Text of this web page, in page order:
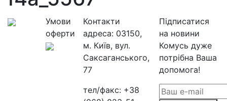
Умови
оферти
Контакти
адреса: 03150,
м. Київ, вул.
Саксаганського,
77
тел/факс: +38
Підписатися
на новини
Комусь дуже
потрібна Ваша
допомога!